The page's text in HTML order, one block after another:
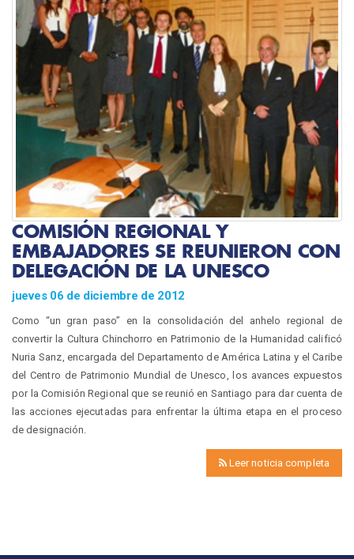
COMISIÓN REGIONAL Y
EMBAJADORES SE REUNIERON CON
DELEGACIÓN DE LA UNESCO
jueves 06 de diciembre de 2012
Como “un gran paso” en la consolidación del anhelo regional de
convertir la Cultura Chinchorro en Patrimonio de la Humanidad calificó
Nuria Sanz, encargada del Departamento de América Latina y el Caribe
del Centro de Patrimonio Mundial de Unesco, los avances expuestos
por la Comisión Regional que se reunió en Santiago para dar cuenta de
las acciones ejecutadas para enfrentar la última etapa en el proceso
de designación.
Leer noticia completa